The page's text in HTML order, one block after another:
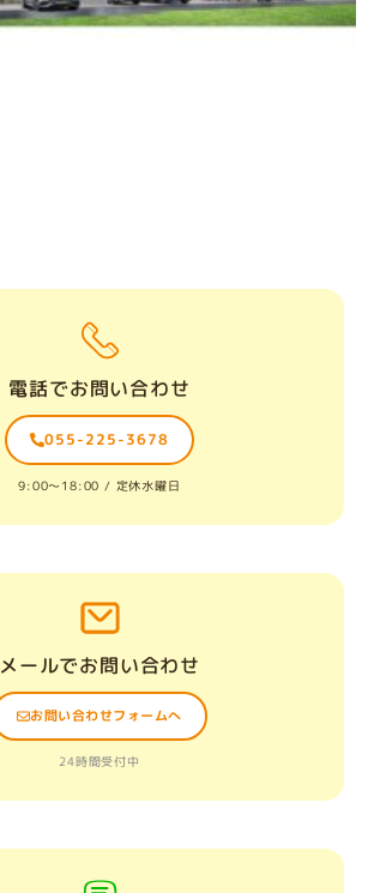
電話でお問い合わせ
055-225-3678
9:00〜18:00 / 定休水曜日
メールでお問い合わせ
お問い合わせフォームへ
24時間受付中